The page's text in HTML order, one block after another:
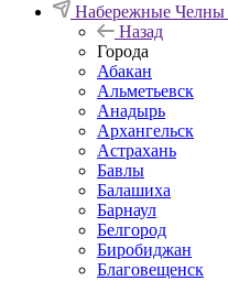
Набережные Челны
Назад
Города
Абакан
Альметьевск
Анадырь
Архангельск
Астрахань
Бавлы
Балашиха
Барнаул
Белгород
Биробиджан
Благовещенск